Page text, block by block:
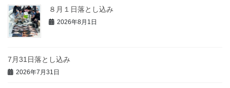
８月１日落とし込み
2026年8月1日
7月31日落とし込み
2026年7月31日